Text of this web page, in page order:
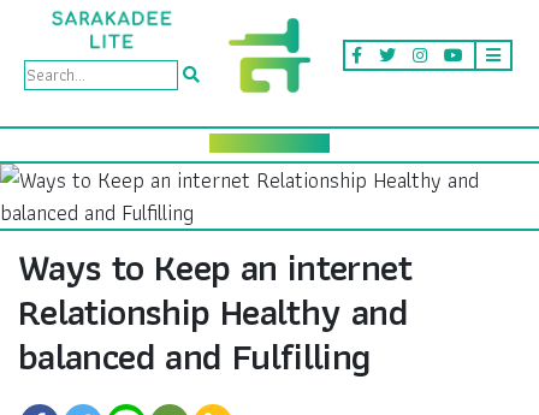
Ways to Keep an internet
Relationship Healthy and
balanced and Fulfilling